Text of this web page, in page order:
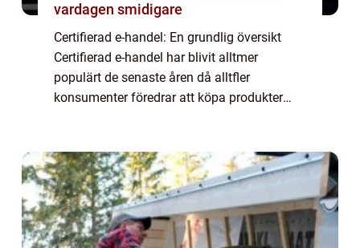
vardagen smidigare
Certifierad e-handel: En grundlig översikt
Certifierad e-handel har blivit alltmer
populärt de senaste åren då alltfler
konsumenter föredrar att köpa produkter
onlinebutikä...